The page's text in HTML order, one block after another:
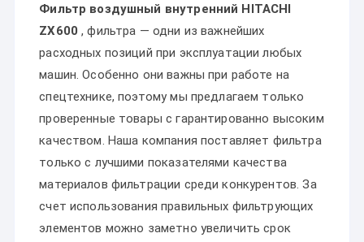
Фильтр воздушный внутренний HITACHI
ZX600 , фильтра — одни из важнейших
расходных позиций при эксплуатации любых
машин. Особенно они важны при работе на
спецтехнике, поэтому мы предлагаем только
проверенные товары с гарантированно высоким
качеством. Наша компания поставляет фильтра
только с лучшими показателями качества
материалов фильтрации среди конкурентов. За
счет использования правильных фильтрующих
элементов можно заметно увеличить срок